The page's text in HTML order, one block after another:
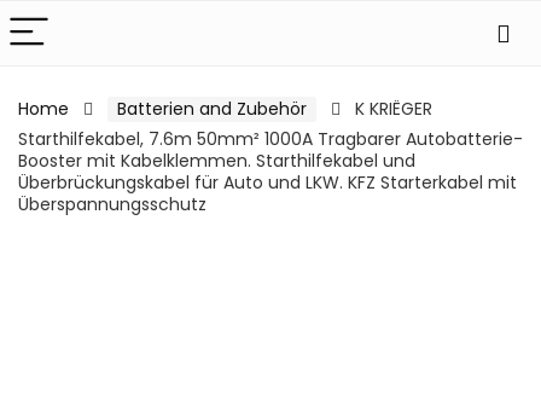
Home Batterien and Zubehör
K KRIËGER
Starthilfekabel, 7.6m 50mm² 1000A Tragbarer Autobatterie-
Booster mit Kabelklemmen. Starthilfekabel und
Überbrückungskabel für Auto und LKW. KFZ Starterkabel mit
Überspannungsschutz